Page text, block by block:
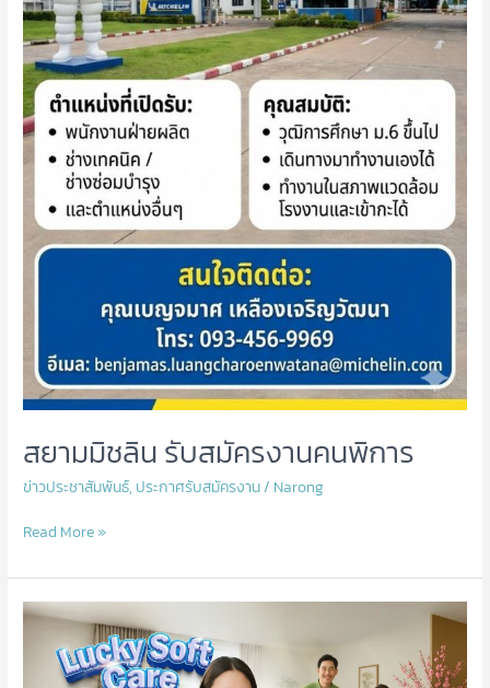
สยามมิชลิน รับสมัครงานคนพิการ
ข่าวประชาสัมพันธ์, ประกาศรับสมัครงาน / Narong
Read More »
💡